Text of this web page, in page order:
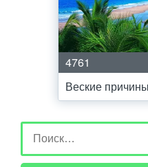
4761
Веские